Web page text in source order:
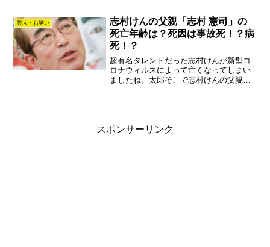
芸人・お笑い
志村けんの父親「志村 憲司」の
死亡年齢は？死因は事故死！？病
死！？
超有名タレントだった志村けんが新型コ
ロナウィルスによって亡くなってしまい
ましたね。太郎そこで志村けんの父親に
スポンサーリンク